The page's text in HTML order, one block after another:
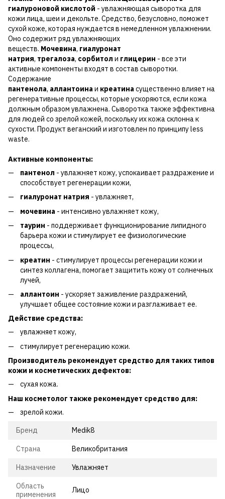
гиалуроновой кислотой - увлажняющая сыворотка для
кожи лица, шеи и декольте. Средство, безусловно, поможет
сухой коже, которая нуждается в немедленном увлажнении.
Оно содержит ряд увлажняющих
веществ. Мочевина, гиалуронат
натрия, трегалоза, сорбитол и глицерин - все эти
активные компоненты входят в состав сыворотки.
Содержание
пантенола, аллантоина и креатина существенно влияет на
регенеративные процессы, которые ускоряются, если кожа
должным образом увлажнена. Сыворотка также эффективна
для людей со зрелой кожей, поскольку их кожа склонна к
сухости. Продукт веганский и изготовлен по принципу less
waste.
Активные компоненты:
пантенол - увлажняет кожу, успокаивает раздражение и
способствует регенерации кожи,
гиалуронат натрия - увлажняет,
мочевина - интенсивно увлажняет кожу,
таурин - поддерживает функционирование липидного
барьера кожи и стимулирует ее физиологические
процессы,
креатин - стимулирует процессы регенерации кожи и
синтез коллагена, помогает защитить кожу от солнечных
лучей,
аллантоин - ускоряет заживление раздражений,
улучшает общее состояние кожи и разглаживает ее.
Действие средства:
увлажняет кожу,
стимулирует регенерацию кожи.
Производитель рекомендует средство для таких типов
кожи и косметических дефектов:
сухая кожа.
Наш косметолог также рекомендует средство для:
зрелой кожи.
Бренд Medik8
Страна Великобритания
Назначение Увлажняет
Область
применения
Лицо